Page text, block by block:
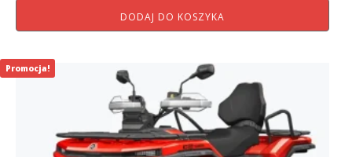
DODAJ DO KOSZYKA
Promocja!